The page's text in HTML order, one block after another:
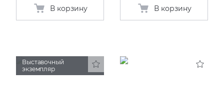
В корзину В корзину
Выставочный
экземпляр